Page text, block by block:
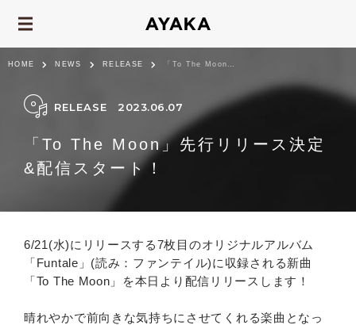
HOME NEWS RELEASE 「To The Moon」先行リリース決定&配信スタート！
RELEASE 2023.06.07
「To The Moon」先行リリース決定
&配信スタート！
6/21(水)にリリースする7枚目のオリジナルアルバム
「Funtale」(読み：ファンテイル)に収録される新曲
「To The Moon」を本日より配信リリースします！
晴れやかで前向きな気持ちにさせてくれる楽曲となっ